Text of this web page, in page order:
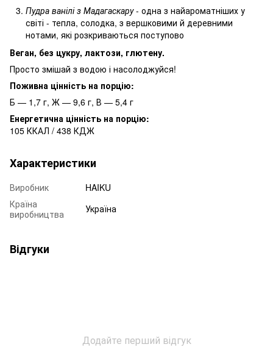
Пудра ванілі з Мадагаскару- одна з найароматніших у
світі - тепла, солодка, з вершковими й деревними
нотами, які розкриваються поступово
Веган, без цукру, лактози, глютену.
Просто змішай з водою і насолоджуйся!
Поживна цінність на порцію:
Б — 1,7 г, Ж — 9,6 г, В — 5,4 г
Енергетична цінність на порцію:
105 ККАЛ / 438 КДЖ
Характеристики
Виробник
HAIKU
Країна
виробництва
Україна
Відгуки
Додайте перший відгук